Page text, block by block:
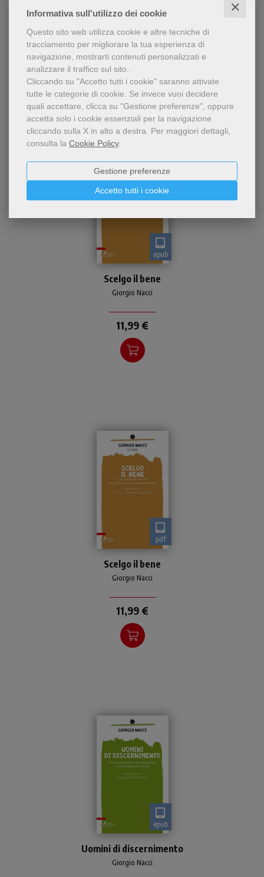
Informativa sull'utilizzo dei cookie ✕
Questo sito web utilizza cookie e altre tecniche di
tracciamento per migliorare la tua esperienza di
navigazione, mostrarti contenuti personalizzati e
analizzare il traffico sul sito.
Cliccando su "Accetto tutti i cookie" saranno attivate
tutte le categorie di cookie. Se invece vuoi decidere
quali accettare, clicca su "Gestione preferenze", oppure
accetta solo i cookie essenziali per la navigazione
cliccando sulla X in alto a destra. Per maggiori dettagli,
consulta la Cookie Policy.
Accetto tutti i cookie
Gestione preferenze
della coscienza morale
cristiana accompagnati dal
pensiero di papa Frances
9,49 €
epub
educatori e insegnanti di
religione riflettono su temi
Scelgo il bene
Giorgio Nacci
11,99 €
pdf
educatori e insegnanti di
religione riflettono su temi
Scelgo il bene
Giorgio Nacci
11,99 €
epub
formazione affinché i
presbiteri sappiano
Uomini di discernimento
Giorgio Nacci